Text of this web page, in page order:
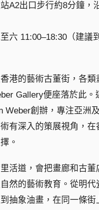
站A2出口步行約8分鐘，
至六 11:00–18:30（建議
港的藝術古董街，各類
Gallery便座落於此。
Weber創辦，專注亞洲
有深入的策展視角，在
。
里活道，會把畫廊和古
然的藝術教育。從明代
抽象油畫，在同一條街